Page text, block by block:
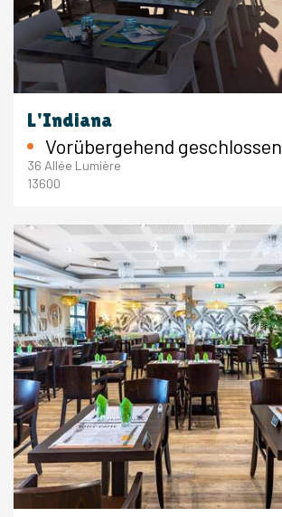
L'Indiana
Vorübergehend geschlossen
36 Allée Lumière
13600